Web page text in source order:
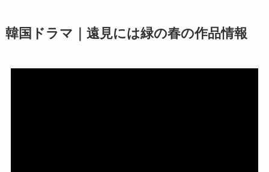
韓国ドラマ｜遠見には緑の春の作品情報